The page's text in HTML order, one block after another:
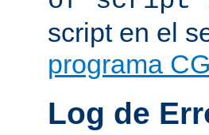
script en el
programa
Log de